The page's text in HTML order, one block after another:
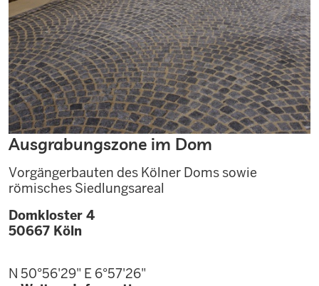
Ausgrabungszone im Dom
Vorgängerbauten des Kölner Doms sowie
römisches Siedlungsareal
Domkloster 4
50667 Köln
N 50°56'29" E 6°57'26"